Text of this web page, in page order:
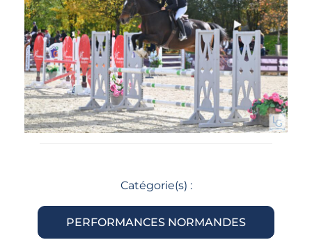
Catégorie(s) :
PERFORMANCES NORMANDES